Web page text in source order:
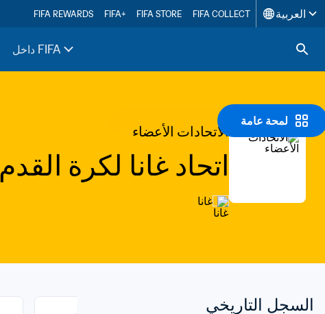
FIFA REWARDS FIFA+ FIFA STORE FIFA COLLECT العربية
داخل FIFA
لمحة عامة
الاتحادات الأعضاء
اتحاد غانا لكرة القدم
غانا
السجل التاريخي